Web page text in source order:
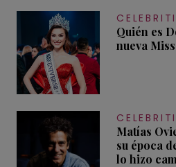
Quién es
nueva
Matías
su época
lo hizo